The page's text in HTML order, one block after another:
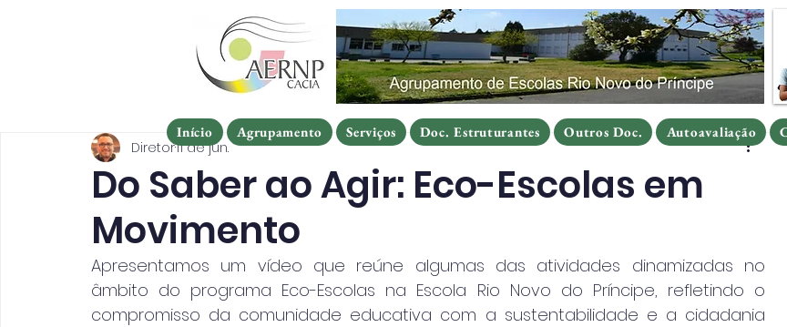
Do Saber ao Agir: Eco-Escolas em
Movimento
Diretor11 de jun.
Apresentamos um vídeo que reúne algumas das atividades dinamizadas no
âmbito do programa Eco-Escolas na Escola Rio Novo do Príncipe, refletindo o
compromisso da comunidade educativa com a sustentabilidade e a cidadania
Agrupamento Serviços Doc. Estruturantes Outros Doc. Autoavaliação
Início Agrupamento Serviços Doc. Estruturantes Outros Doc. Autoavaliação
Início Agrupamento Serviços Doc. Estruturantes Outros Doc. Autoavaliação